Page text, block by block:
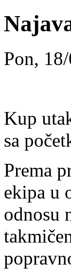
Pon,
Kup
sa
Prema
ekipa u
odnosu